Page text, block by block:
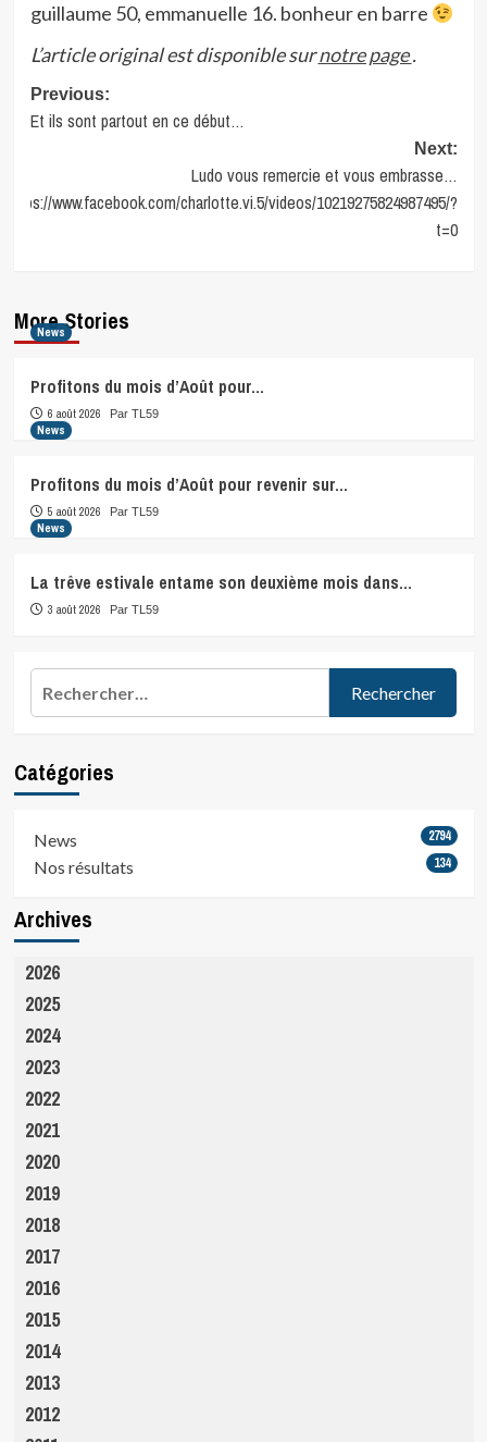
guillaume 50, emmanuelle 16. bonheur en barre
L’article original est disponible surnotre page.
Post
navigation
Previous:
Et ils sont partout en ce début…
Next:
Ludo vous remercie et vous embrasse…
https://www.facebook.com/charlotte.vi.5/videos/10219275824987495/?
t=0
More Stories
News
Profitons du mois d’Août pour…
6 août 2026 Par TL59
News
Profitons du mois d’Août pour revenir sur…
5 août 2026 Par TL59
News
La trêve estivale entame son deuxième mois dans…
3 août 2026 Par TL59
Catégories
News 2794
Nos résultats 134
Archives
2026
2025
2024
2023
2022
2021
2020
2019
2018
2017
2016
2015
2014
2013
2012